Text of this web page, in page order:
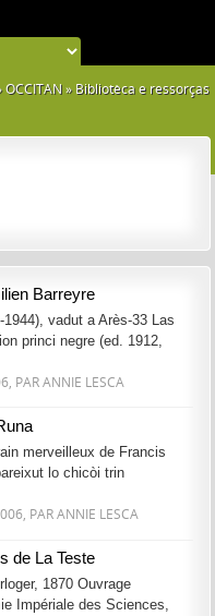
OCCITAN » Bibliotèca e ressorças
Barreyre
vadut a Arès-33 Las
princi negre (ed. 1912,
PAR ANNIE LESCA
merveilleux de Francis
lo chicòi trin
PAR ANNIE LESCA
de La Teste
1870 Ouvrage
Impériale des Sciences,